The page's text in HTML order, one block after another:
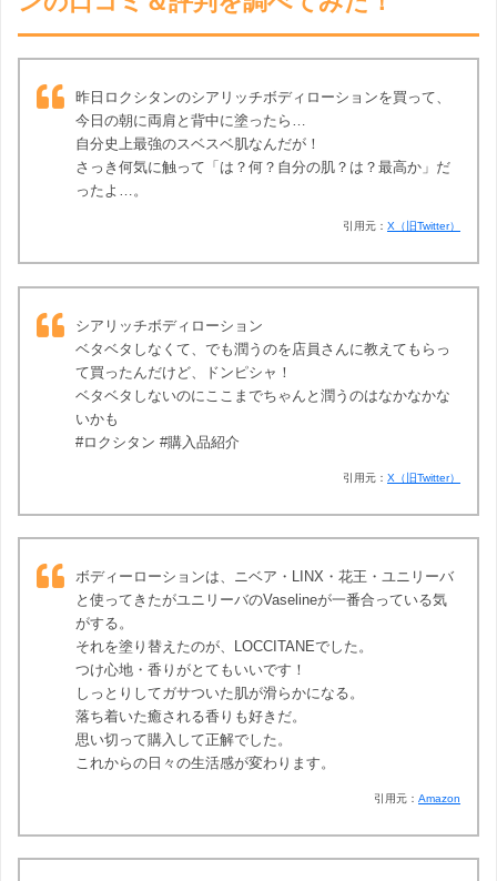
昨日ロクシタンのシアリッチボディローションを買って、
今日の朝に両肩と背中に塗ったら…
自分史上最強のスベスベ肌なんだが！
さっき何気に触って「は？何？自分の肌？は？最高か」だ
ったよ…。
引用元： X（旧Twitter）
シアリッチボディローション
ベタベタしなくて、でも潤うのを店員さんに教えてもらっ
て買ったんだけど、ドンピシャ！
ベタベタしないのにここまでちゃんと潤うのはなかなかな
いかも
#ロクシタン #購入品紹介
引用元： X（旧Twitter）
ボディーローションは、ニベア・LINX・花王・ユニリーバ
と使ってきたがユニリーバのVaselineが一番合っている気
がする。
それを塗り替えたのが、LOCCITANEでした。
つけ心地・香りがとてもいいです！
しっとりしてガサついた肌が滑らかになる。
落ち着いた癒される香りも好きだ。
思い切って購入して正解でした。
これからの日々の生活感が変わります。
引用元： Amazon